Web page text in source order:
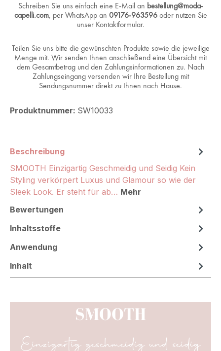
Schreiben Sie uns einfach eine E-Mail an bestellung@moda-
capelli.com, per WhatsApp an 09176-963596oder nutzen Sie
unser Kontaktformular.
Teilen Sie uns bitte die gewünschten Produkte sowie die jeweilige
Menge mit. Wir senden Ihnen anschließend eine Übersicht mit
dem Gesamtbetrag und den Zahlungsinformationen zu. Nach
Zahlungseingang versenden wir Ihre Bestellung mit
Sendungsnummer direkt zu Ihnen nach Hause.
Produktnummer: SW10033
Beschreibung
SMOOTH Einzigartig Geschmeidig und Seidig Kein
Styling verkörpert Luxus und Glamour so wie der
Sleek Look. Er steht für ab… Mehr
Bewertungen
Inhaltsstoffe
Anwendung
Inhalt
SMOOTH
Einzigartig geschmeidig und seidig